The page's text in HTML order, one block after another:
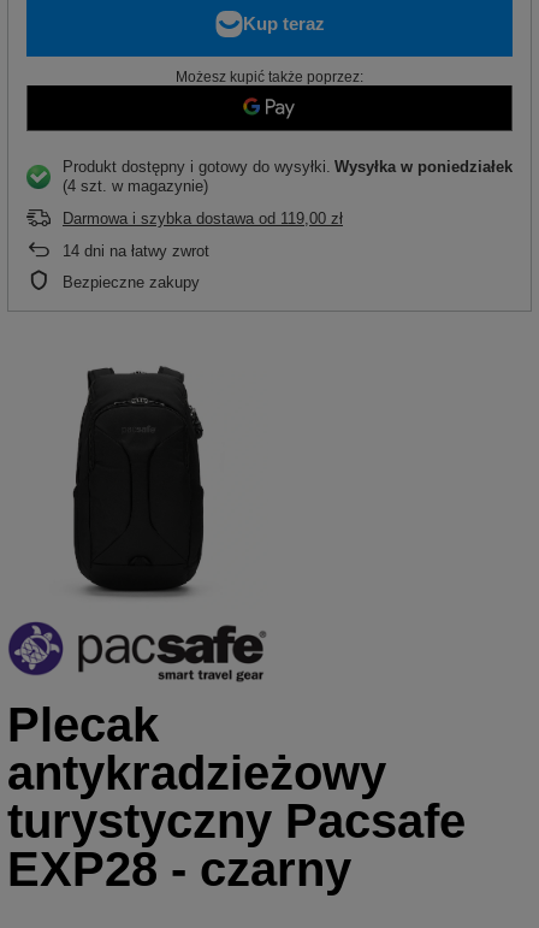
Możesz kupić także poprzez:
Produkt dostępny i gotowy do wysyłki Wysyłka w poniedziałek
(4 szt. w magazynie)
Darmowa i szybka dostawa od 119,00 zł
14 dni na łatwy zwrot
Bezpieczne zakupy
Plecak
antykradzieżowy
turystyczny Pacsafe
EXP28 - czarny